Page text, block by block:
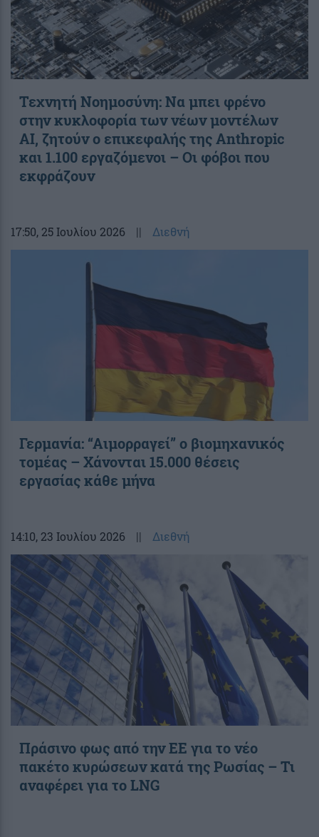
Τεχνητή Νοημοσύνη: Να μπει φρένο
στην κυκλοφορία των νέων μοντέλων
AI, ζητούν ο επικεφαλής της Anthropic
και 1.100 εργαζόμενοι – Οι φόβοι που
εκφράζουν
17:50, 25 Ιουλίου 2026 || Διεθνή
Γερμανία: “Αιμορραγεί” ο βιομηχανικός
τομέας – Χάνονται 15.000 θέσεις
εργασίας κάθε μήνα
14:10, 23 Ιουλίου 2026 || Διεθνή
Πράσινο φως από την ΕΕ για το νέο
πακέτο κυρώσεων κατά της Ρωσίας – Τι
αναφέρει για το LNG